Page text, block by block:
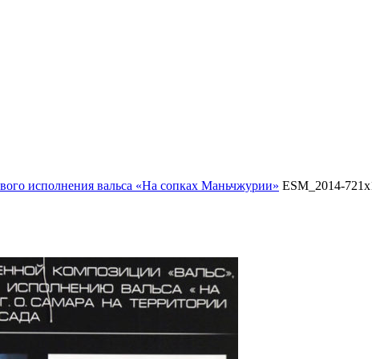
исполнения вальса «На сопках Маньчжурии» ESM_2014-